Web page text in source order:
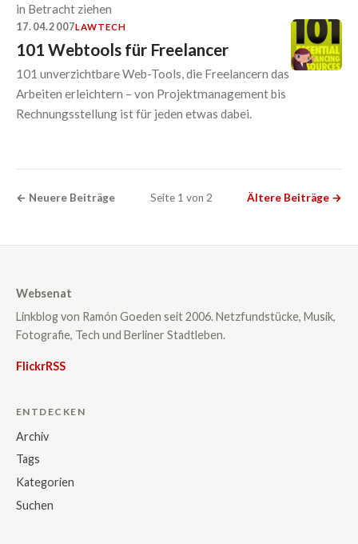
in Betracht ziehen
17.04.2007LAWTECH
101 Webtools für Freelancer
101 unverzichtbare Web-Tools, die Freelancern das
Arbeiten erleichtern – von Projektmanagement bis
Rechnungsstellung ist für jeden etwas dabei.
← Neuere Beiträge Seite 1 von 2 Ältere Beiträge →
Websenat
Linkblog von Ramón Goeden seit 2006. Netzfundstücke, Musik,
Fotografie, Tech und Berliner Stadtleben.
FlickrRSS
ENTDECKEN
Archiv
Tags
Kategorien
Suchen